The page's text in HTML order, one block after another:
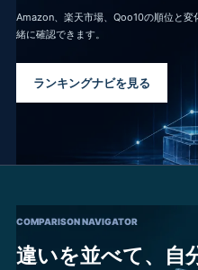
Amazon、楽天市場、Qoo10の順位と変
緒に確認できます。
ランキングナビを見る
COMPARISON NAVIGATOR
違いを並べて、自